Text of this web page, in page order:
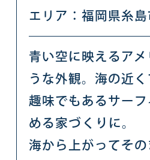
エリア：福岡県糸島
青い空に映えるア
うな外観。海の近
趣味でもあるサー
める家づくりに。
海から上がってその